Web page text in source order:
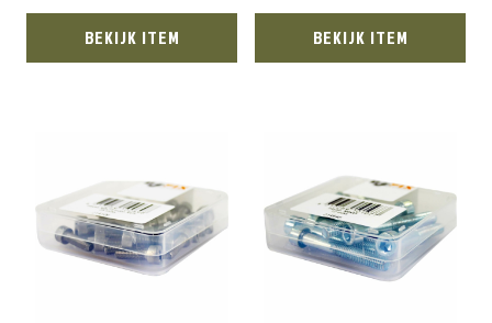
BEKIJK ITEM BEKIJK ITEM